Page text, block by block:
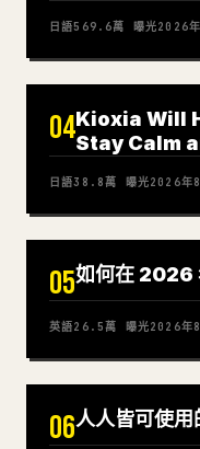
日語569.6萬 曝光2026
04Kioxia Will
Stay Calm
日語38.8萬 曝光2026年
05如何在 2026
英語26.5萬 曝光2026年
06人人皆可使